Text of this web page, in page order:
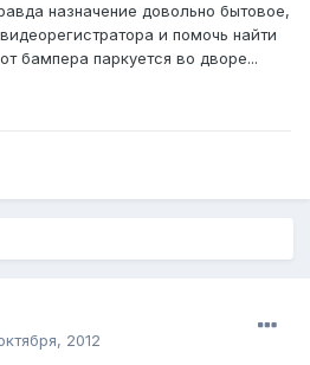
назначение довольно бытовое,
и помочь найти
бампера паркуется во дворе...
2012